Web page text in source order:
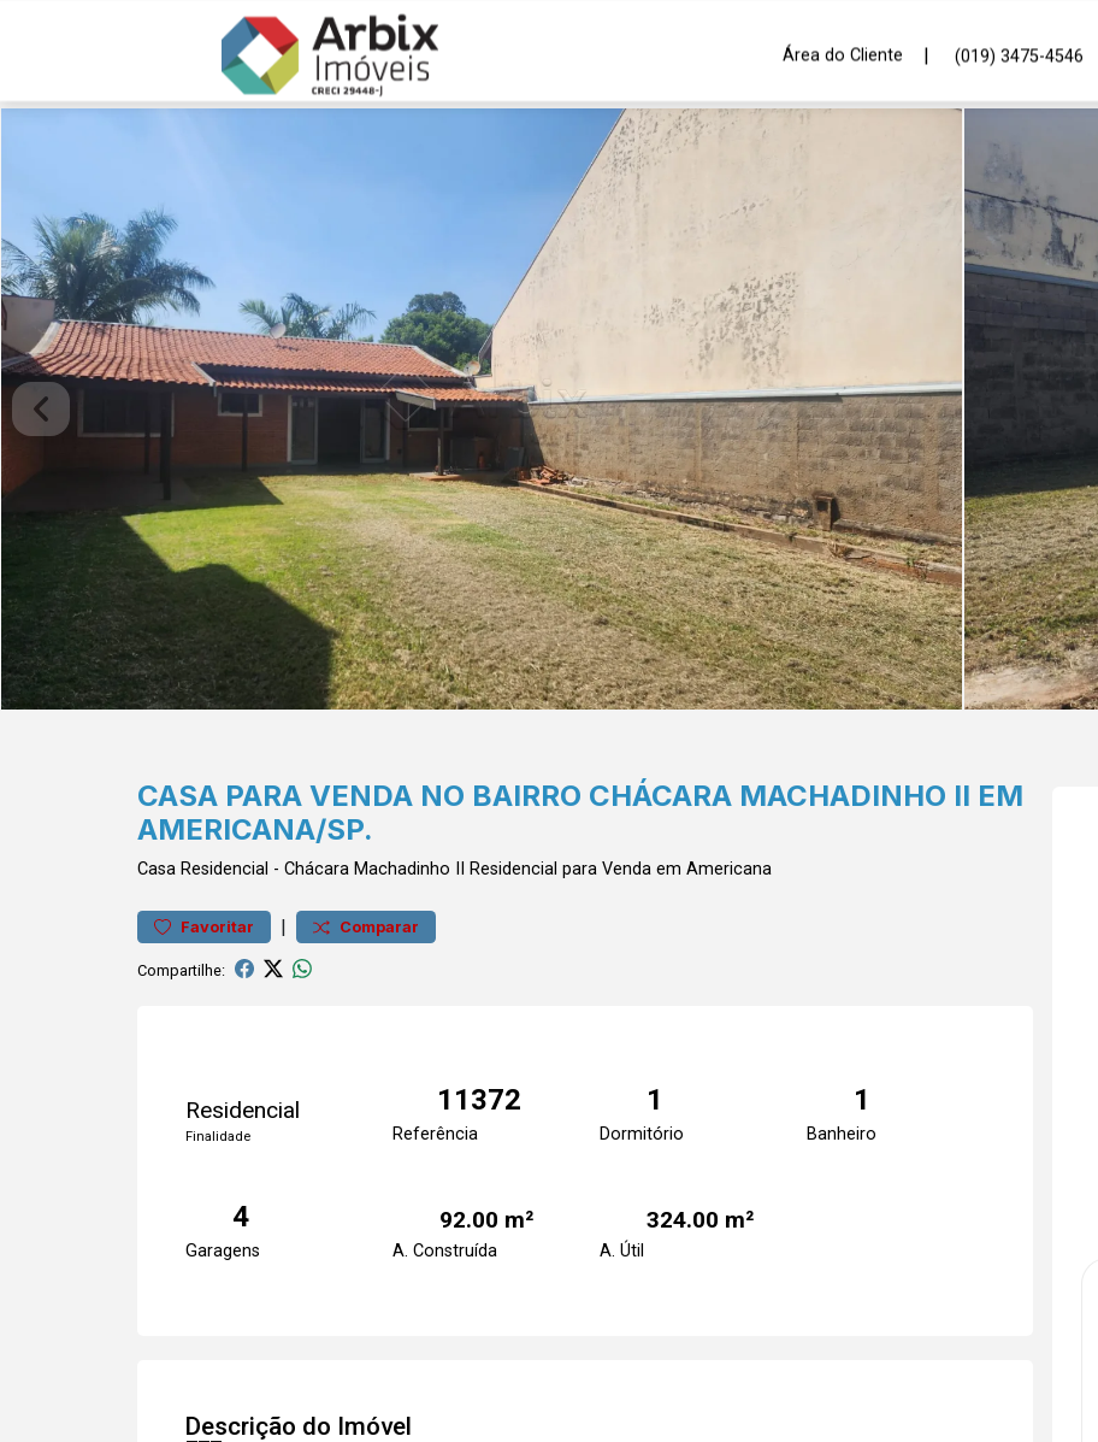
Área do Cliente | (019) 3475-4546
CASA PARA VENDA NO BAIRRO CHÁCARA MACHADINHO II EM
AMERICANA/SP.
Casa Residencial - Chácara Machadinho II Residencial para Venda em Americana
Favoritar | Comparar
Compartilhe:
Residencial
Finalidade
11372
Referência
1
Dormitório
1
Banheiro
4
Garagens
92.00 m²
A. Construída
324.00 m²
A. Útil
Descrição do Imóvel